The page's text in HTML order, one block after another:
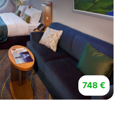
748 €